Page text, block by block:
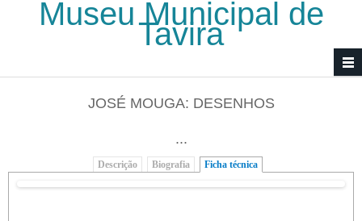
Passar para o conteúdo principal
Museu Municipal de
Tavira
JOSÉ MOUGA: DESENHOS
...
Descrição Biografia Ficha técnica